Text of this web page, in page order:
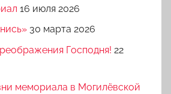
16 июля 2026
30 марта 2026
Господня! 22
мемориала в Могилёвской